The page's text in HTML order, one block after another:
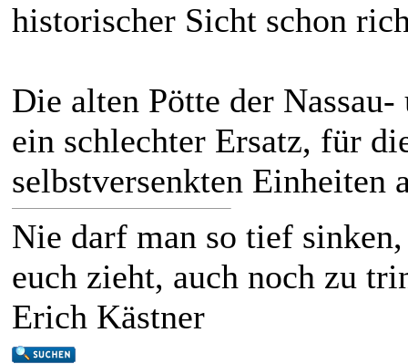
historischer Sicht schon
Die alten Pötte der
ein schlechter Ersatz, für
selbstversenkten Einheiten
Nie darf man so tief
euch zieht, auch noch zu
Erich Kästner